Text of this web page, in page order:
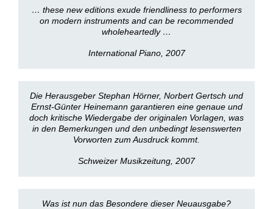
… these new editions exude friendliness to performers
on modern instruments and can be recommended
wholeheartedly …
International Piano, 2007
Die Herausgeber Stephan Hörner, Norbert Gertsch und
Ernst-Günter Heinemann garantieren eine genaue und
doch kritische Wiedergabe der originalen Vorlagen, was
in den Bemerkungen und den unbedingt lesenswerten
Vorworten zum Ausdruck kommt.
Schweizer Musikzeitung, 2007
Was ist nun das Besondere dieser Neuausgabe?